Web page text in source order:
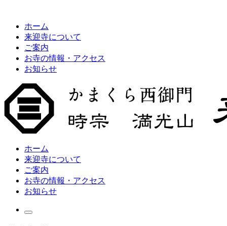
ホーム
来迎寺について
ご案内
お寺の情報・アクセス
お知らせ
ホーム
来迎寺について
ご案内
お寺の情報・アクセス
お知らせ